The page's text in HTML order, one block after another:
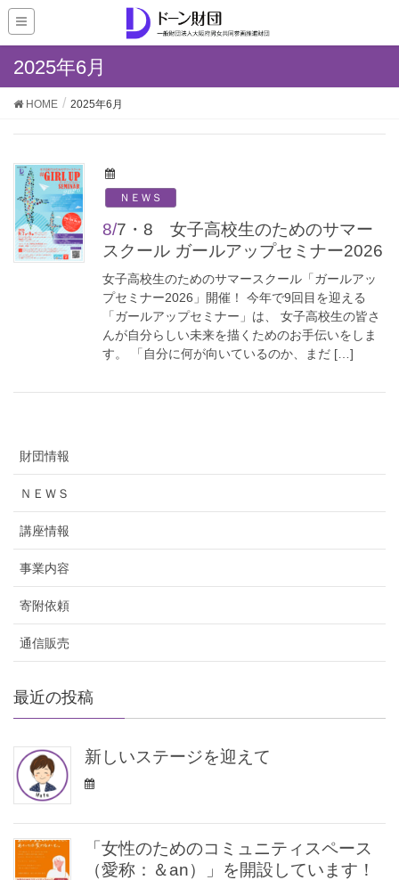
2025年6月
HOME 2025年6月
ＮＥＷＳ
8/7・8 女子高校生のためのサマー
スクール ガールアップセミナー2026
女子高校生のためのサマースクール「ガールアッ
プセミナー2026」開催！ 今年で9回目を迎える
「ガールアップセミナー」は、 女子高校生の皆さ
んが自分らしい未来を描くためのお手伝いをしま
す。 「自分に何が向いているのか、まだ […]
財団情報
ＮＥＷＳ
講座情報
事業内容
寄附依頼
通信販売
最近の投稿
新しいステージを迎えて
「女性のためのコミュニティスペース
（愛称：＆an）」を開設しています！